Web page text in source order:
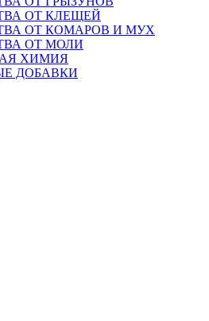
ОТ КЛЕЩЕЙ
ОТ КОМАРОВ И МУХ
ОТ МОЛИ
ХИМИЯ
ДОБАВКИ